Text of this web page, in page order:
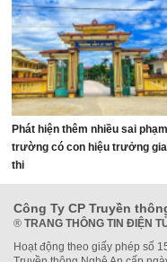
Phát hiện thêm nhiều sai
trường có con hiệu trưởng
thi
Công Ty CP Truyền
® TRANG THÔNG TIN ĐIỆN
Hoạt động theo giấy phép số